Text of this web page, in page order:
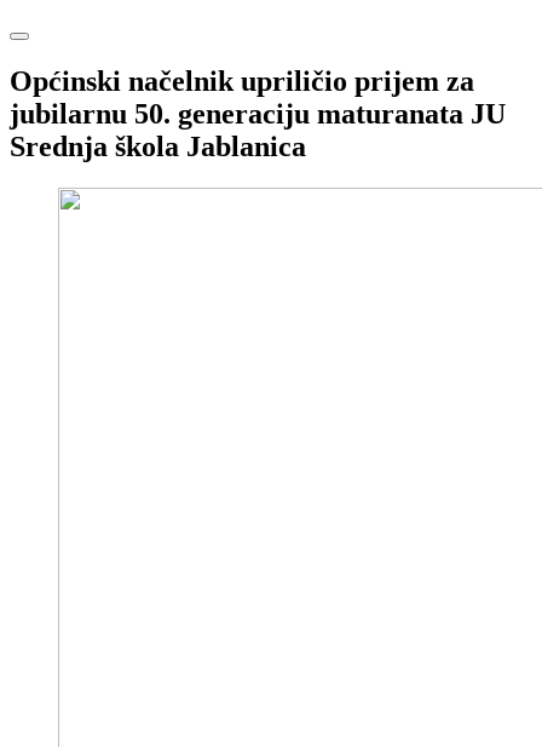
Općinski načelnik upriličio prijem za
jubilarnu 50. generaciju maturanata JU
Srednja škola Jablanica